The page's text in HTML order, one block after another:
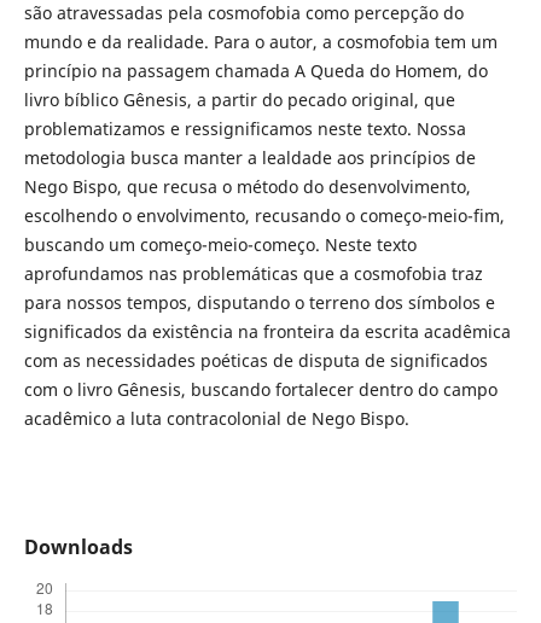
são atravessadas pela cosmofobia como percepção do
mundo e da realidade. Para o autor, a cosmofobia tem um
princípio na passagem chamada A Queda do Homem, do
livro bíblico Gênesis, a partir do pecado original, que
problematizamos e ressignificamos neste texto. Nossa
metodologia busca manter a lealdade aos princípios de
Nego Bispo, que recusa o método do desenvolvimento,
escolhendo o envolvimento, recusando o começo-meio-fim,
buscando um começo-meio-começo. Neste texto
aprofundamos nas problemáticas que a cosmofobia traz
para nossos tempos, disputando o terreno dos símbolos e
significados da existência na fronteira da escrita acadêmica
com as necessidades poéticas de disputa de significados
com o livro Gênesis, buscando fortalecer dentro do campo
acadêmico a luta contracolonial de Nego Bispo.
Downloads